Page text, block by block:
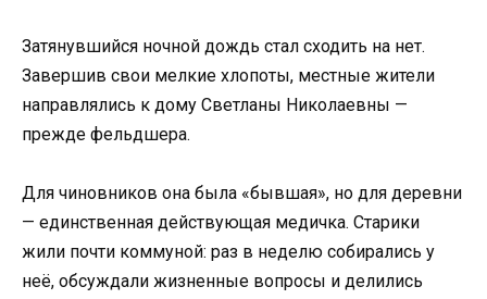
Затянувшийся ночной дождь стал сходить на нет.
Завершив свои мелкие хлопоты, местные жители
направлялись к дому Светланы Николаевны —
прежде фельдшера.
Для чиновников она была «бывшая», но для деревни
— единственная действующая медичка. Старики
жили почти коммуной: раз в неделю собирались у
неё, обсуждали жизненные вопросы и делились